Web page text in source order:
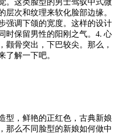
层次和纹理来软化脸部边缘。
强调下颌的宽度。这样的设计
时保留男性的阳刚之气。4. 心
颧骨突出，下巴较尖。那么，
了解一下吧。
型，鲜艳的正红色，古典新娘
那么不同脸型的新娘如何做中